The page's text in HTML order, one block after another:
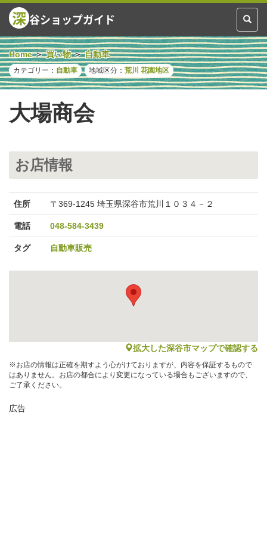
Toggle
深 谷ショップガイド
Home 買い物 自動車
カテゴリー： 自動車 地域区分： 荒川 花園地区
大場商会
お店情報
住所 〒369-1245 埼玉県深谷市荒川１０３４－２
電話 048-584-3439
タグ 自動車販売
map
拡大した深谷市マップで確認する
※お店の情報は正確を期すよう心がけておりますが、内容を保証するもので
はありません。お店の都合により変更になっている場合もございますので、
ご了承ください。
広告